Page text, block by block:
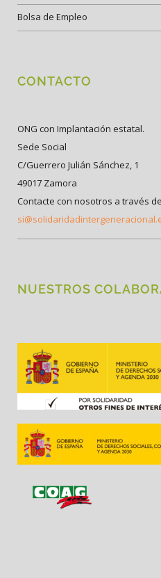
Bolsa de Empleo
CONTACTO
ONG con Implantación estatal.
Sede Social
C/Guerrero Julián Sánchez, 1
49017 Zamora
Contacte con nosotros a través
NUESTROS